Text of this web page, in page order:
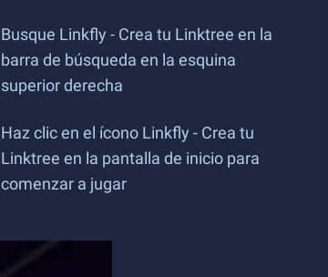
Busque Linkfly - Crea tu Linktree en la
barra de búsqueda en la esquina
superior derecha
Haz clic en el ícono Linkfly - Crea tu
Linktree en la pantalla de inicio para
comenzar a jugar